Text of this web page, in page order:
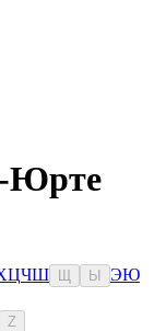
Юрте
ЦЧШ Ы ЭЮ
Z